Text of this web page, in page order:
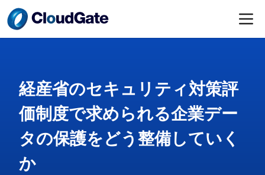
経産省のセキュリティ対策評
価制度で求められる企業デー
タの保護をどう整備していく
か